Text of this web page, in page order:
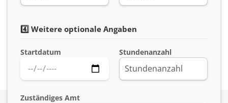
4️⃣ Weitere optionale Angaben
Startdatum Stundenanzahl
Zuständiges Amt